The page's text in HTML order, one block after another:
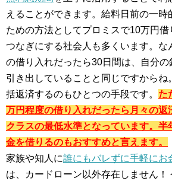
えることができます。給料日前の一時
ための方法としてプロミスで10万円
つなぎにする社会人も多くいます。な
の借り入れだったら30日間は、自分
引き出していることと同じですからね
括返済するのもひとつの手段です。 た
万円程度の借り入れだったら月々の返
クラスの最低水準となっています。半
金を借りるのもおすすめと言えます。
家族や知人に誰にもバレずに手軽にお
は、カードローン以外存在しません！